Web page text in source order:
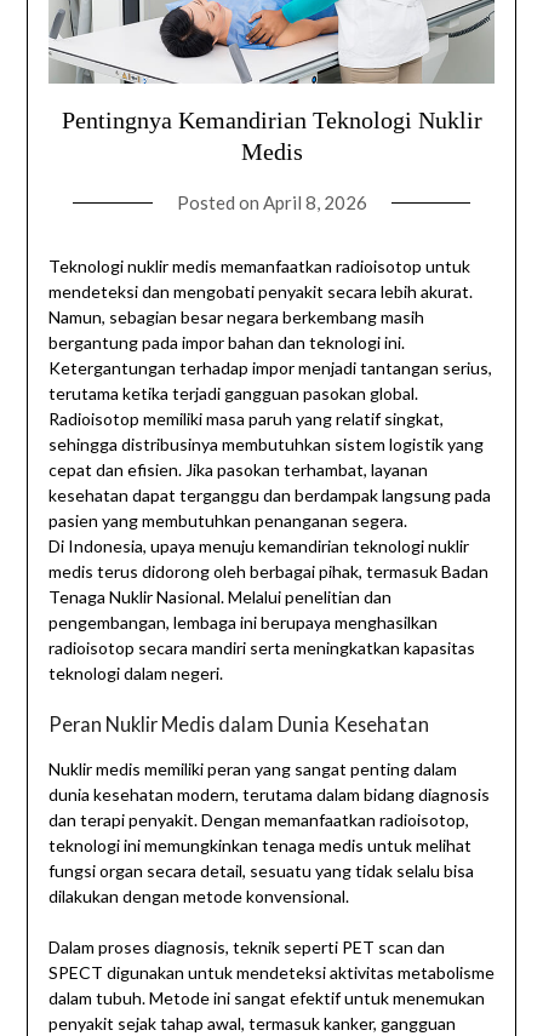
Pentingnya Kemandirian Teknologi Nuklir
Medis
Posted on April 8, 2026
Teknologi nuklir medis memanfaatkan radioisotop untuk
mendeteksi dan mengobati penyakit secara lebih akurat.
Namun, sebagian besar negara berkembang masih
bergantung pada impor bahan dan teknologi ini.
Ketergantungan terhadap impor menjadi tantangan serius,
terutama ketika terjadi gangguan pasokan global.
Radioisotop memiliki masa paruh yang relatif singkat,
sehingga distribusinya membutuhkan sistem logistik yang
cepat dan efisien. Jika pasokan terhambat, layanan
kesehatan dapat terganggu dan berdampak langsung pada
pasien yang membutuhkan penanganan segera.
Di Indonesia, upaya menuju kemandirian teknologi nuklir
medis terus didorong oleh berbagai pihak, termasuk Badan
Tenaga Nuklir Nasional. Melalui penelitian dan
pengembangan, lembaga ini berupaya menghasilkan
radioisotop secara mandiri serta meningkatkan kapasitas
teknologi dalam negeri.
Peran Nuklir Medis dalam Dunia Kesehatan
Nuklir medis memiliki peran yang sangat penting dalam
dunia kesehatan modern, terutama dalam bidang diagnosis
dan terapi penyakit. Dengan memanfaatkan radioisotop,
teknologi ini memungkinkan tenaga medis untuk melihat
fungsi organ secara detail, sesuatu yang tidak selalu bisa
dilakukan dengan metode konvensional.
Dalam proses diagnosis, teknik seperti PET scan dan
SPECT digunakan untuk mendeteksi aktivitas metabolisme
dalam tubuh. Metode ini sangat efektif untuk menemukan
penyakit sejak tahap awal, termasuk kanker, gangguan